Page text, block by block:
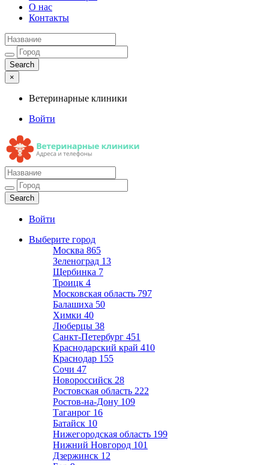
О нас
Контакты
×
Ветеринарные клиники
Войти
Ветеринарные клиники
Адреса и телефоны
Войти
Выберите город
Москва 865
Зеленоград 13
Щербинка 7
Троицк 4
Московская область 797
Балашиха 50
Химки 40
Люберцы 38
Санкт-Петербург 451
Краснодарский край 410
Краснодар 155
Сочи 47
Новороссийск 28
Ростовская область 222
Ростов-на-Дону 109
Таганрог 16
Батайск 10
Нижегородская область 199
Нижний Новгород 101
Дзержинск 12